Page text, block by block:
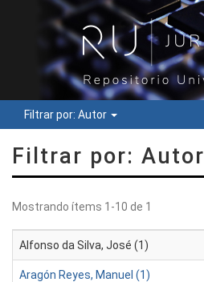
Filtrar por: Autor
Filtrar por: Autor
Mostrando ítems 1-10 de 1
Alfonso da Silva, José (1)
Aragón Reyes, Manuel (1)